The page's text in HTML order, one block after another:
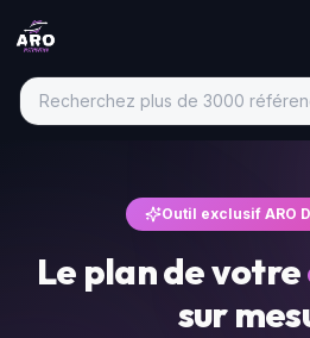
Outil exclusif ARO
Le plan de votre
sur